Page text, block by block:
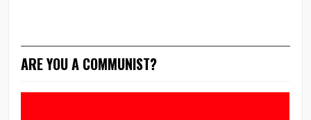
ARE YOU A COMMUNIST?